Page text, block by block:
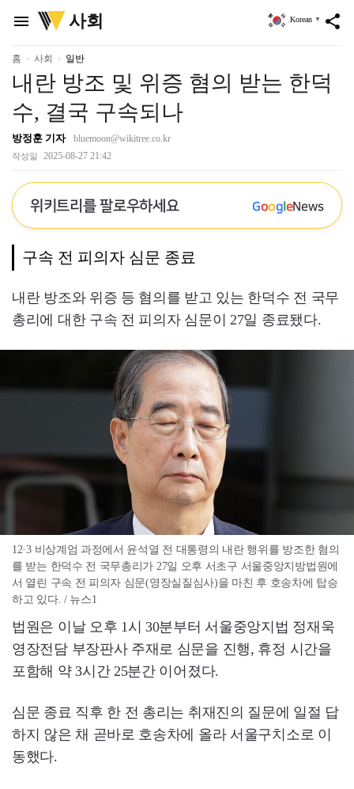
menu
위
키
리
사회 share
Korean ▼
홈 사회 일반
내란 방조 및 위증 혐의 받는 한덕
수, 결국 구속되나
방정훈 기자 bluemoon@wikitree.co.kr
작성일 2025-08-27 21:42
위키트리를 팔로우하세요 GoogleNews
구속 전 피의자 심문 종료
내란 방조와 위증 등 혐의를 받고 있는 한덕수 전 국무
총리에 대한 구속 전 피의자 심문이 27일 종료됐다.
12·3 비상계엄 과정에서 윤석열 전 대통령의 내란 행위를 방조한 혐의
를 받는 한덕수 전 국무총리가 27일 오후 서초구 서울중앙지방법원에
서 열린 구속 전 피의자 심문(영장실질심사)을 마친 후 호송차에 탑승
하고 있다. / 뉴스1
법원은 이날 오후 1시 30분부터 서울중앙지법 정재욱
영장전담 부장판사 주재로 심문을 진행, 휴정 시간을
포함해 약 3시간 25분간 이어졌다.
심문 종료 직후 한 전 총리는 취재진의 질문에 일절 답
하지 않은 채 곧바로 호송차에 올라 서울구치소로 이
동했다.